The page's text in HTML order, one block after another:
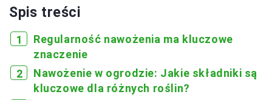
Spis treści
Regularność nawożenia ma kluczowe
znaczenie
Nawożenie w ogrodzie: Jakie składniki są
kluczowe dla różnych roślin?